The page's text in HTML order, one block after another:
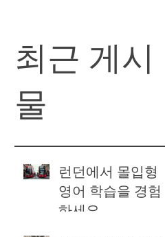
최근 게시
물
런던에서 몰입형
영어 학습을 경험
하세요